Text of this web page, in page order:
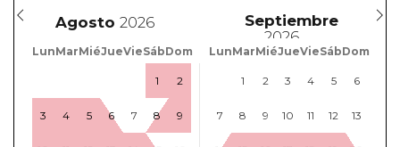
Agosto Septiembre
LunMarMiéJueVieSábDom LunMarMiéJueVieSábDom
1 2
3 4 5 6 7 8 9
1 2 3 4 5 6
7 8 9 10 11 12 13